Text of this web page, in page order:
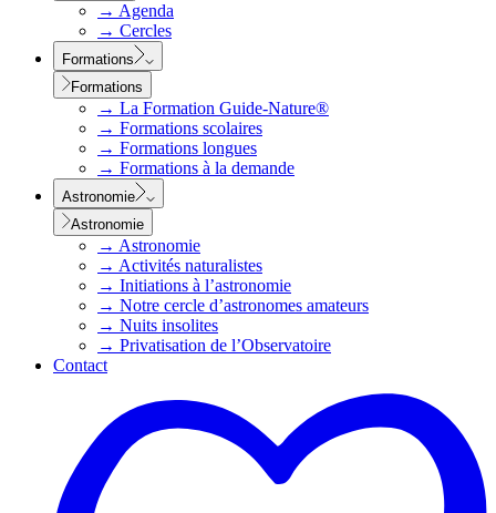
→ Agenda
→ Cercles
Formations
Formations
→ La Formation Guide-Nature®
→ Formations scolaires
→ Formations longues
→ Formations à la demande
Astronomie
Astronomie
→ Astronomie
→ Activités naturalistes
→ Initiations à l’astronomie
→ Notre cercle d’astronomes amateurs
→ Nuits insolites
→ Privatisation de l’Observatoire
Contact